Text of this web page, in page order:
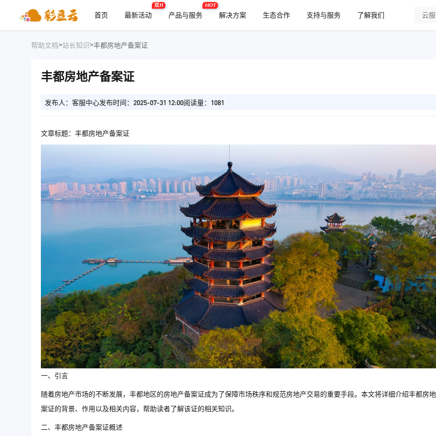
首页 最新活动
双11
产品与服务
HOT
解决方案 生态合作 支持与服务 了解我们
帮助文档>站长知识>丰都房地产备案证
丰都房地产备案证
发布人：客服中心发布时间：2025-07-31 12:00阅读量：1081
文章标题：丰都房地产备案证
一、引言
随着房地产市场的不断发展，丰都地区的房地产备案证成为了保障市场秩序和规范房地产交易的重要手段。本文将详细介绍丰都房
案证的背景、作用以及相关内容，帮助读者了解该证的相关知识。
二、丰都房地产备案证概述